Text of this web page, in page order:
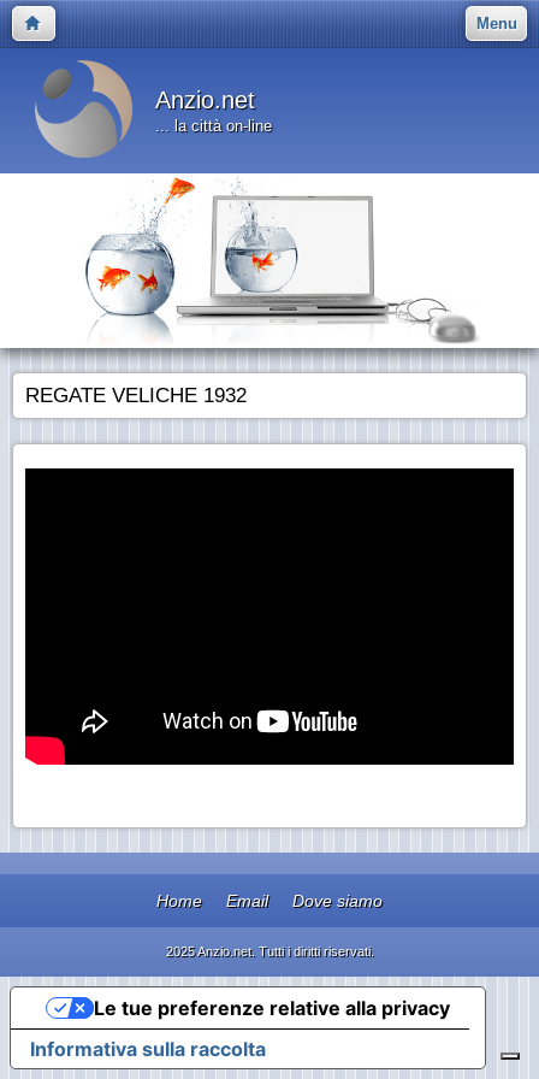
Menu
Anzio.net
... la città on-line
REGATE VELICHE 1932
Home Email Dove siamo
2025 Anzio.net. Tutti i diritti riservati.
Informativa sulla raccolta
Le tue preferenze relative alla privacy